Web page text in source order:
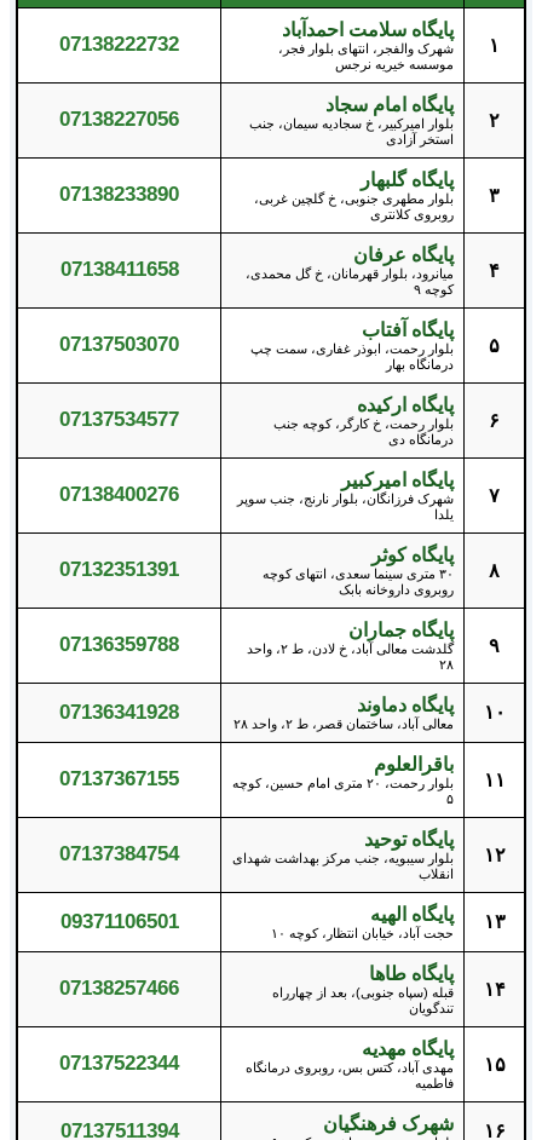
۱
پایگاه سلامت احمدآباد
شهرک والفجر، انتهای بلوار فجر،
موسسه خیریه نرجس
07138222732
۲
پایگاه امام سجاد
بلوار امیرکبیر، خ سجادیه سیمان، جنب
استخر آزادی
07138227056
۳
پایگاه گلبهار
بلوار مطهری جنوبی، خ گلچین غربی،
روبروی کلانتری
07138233890
۴
پایگاه عرفان
میانرود، بلوار قهرمانان، خ گل محمدی،
کوچه ۹
07138411658
۵
پایگاه آفتاب
بلوار رحمت، ابوذر غفاری، سمت چپ
درمانگاه بهار
07137503070
۶
پایگاه ارکیده
بلوار رحمت، خ کارگر، کوچه جنب
درمانگاه دی
07137534577
۷
پایگاه امیرکبیر
شهرک فرزانگان، بلوار نارنج، جنب سوپر
یلدا
07138400276
۸
پایگاه کوثر
۳۰ متری سینما سعدی، انتهای کوچه
روبروی داروخانه بابک
07132351391
۹
پایگاه جماران
گلدشت معالی آباد، خ لادن، ط ۲، واحد
۲۸
07136359788
۱۰ پایگاه دماوند
معالی آباد، ساختمان قصر، ط ۲، واحد ۲۸ 07136341928
۱۱
باقرالعلوم
بلوار رحمت، ۲۰ متری امام حسین، کوچه
۵
07137367155
۱۲
پایگاه توحید
بلوار سیبویه، جنب مرکز بهداشت شهدای
انقلاب
07137384754
۱۳ پایگاه الهیه
حجت آباد، خیابان انتظار، کوچه ۱۰ 09371106501
۱۴
پایگاه طاها
قبله (سپاه جنوبی)، بعد از چهارراه
تندگویان
07138257466
۱۵
پایگاه مهدیه
مهدی آباد، کتس بس، روبروی درمانگاه
فاطمیه
07137522344
۱۶ شهرک فرهنگیان 07137511394